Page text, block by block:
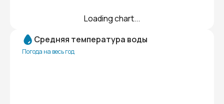
Loading chart...
Средняя температура воды
Погода на весь год